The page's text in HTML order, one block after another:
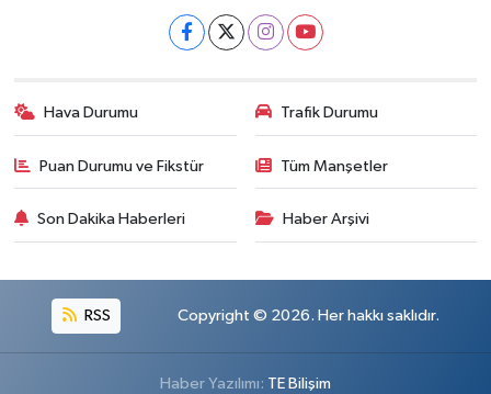
Hava Durumu Trafik Durumu
Puan Durumu ve Fikstür Tüm Manşetler
Son Dakika Haberleri Haber Arşivi
RSS Copyright © 2026. Her hakkı saklıdır.
Haber Yazılımı: TE Bilişim